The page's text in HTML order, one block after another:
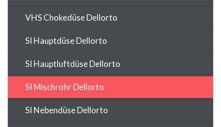
VHS Chokedüse Dellorto
SI Hauptdüse Dellorto
SI Hauptluftdüse Dellorto
SI Mischrohr Dellorto
SI Nebendüse Dellorto